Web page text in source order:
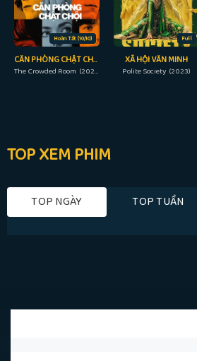
Hoàn Tất (10/10)
CĂN PHÒNG CHẬT CHỘI
The Crowded Room (2023)
Full
XÃ HỘI VĂN MINH
Polite Society (2023)
TOP XEM PHIM
TOP NGÀY TOP TUẦN